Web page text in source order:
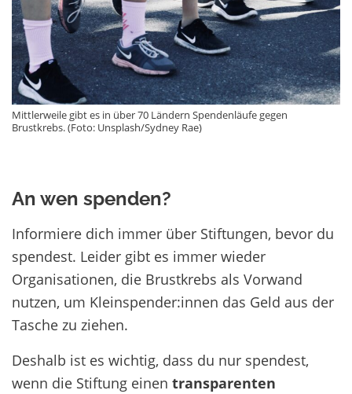
Mittlerweile gibt es in über 70 Ländern Spendenläufe gegen
Brustkrebs. (Foto: Unsplash/Sydney Rae)
An wen spenden?
Informiere dich immer über Stiftungen, bevor du
spendest. Leider gibt es immer wieder
Organisationen, die Brustkrebs als Vorwand
nutzen, um Kleinspender:innen das Geld aus der
Tasche zu ziehen.
Deshalb ist es wichtig, dass du nur spendest,
wenn die Stiftung einen transparenten